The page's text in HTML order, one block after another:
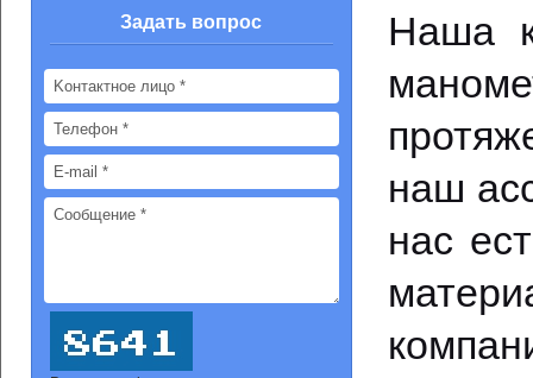
Задать вопрос
Наша
наш
нас